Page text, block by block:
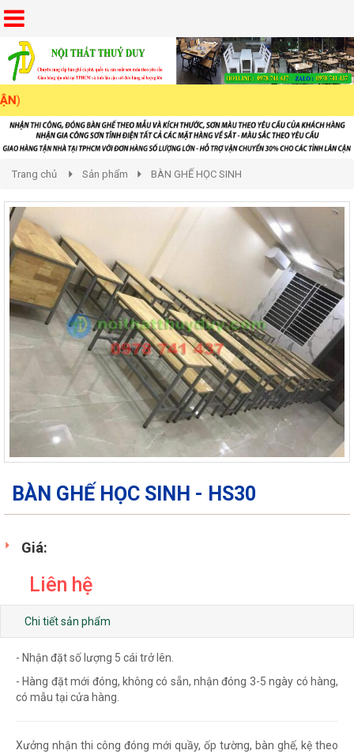
Trang chủ Sản phẩm BÀN GHẾ HỌC SINH
BÀN GHẾ HỌC SINH - HS30
Giá:
Liên hệ
Chi tiết sản phẩm
- Nhận đặt số lượng 5 cái trở lên.
- Hàng đặt mới đóng, không có sẵn, nhận đóng 3-5 ngày có hàng,
có mẫu tại cửa hàng.
Xưởng nhận thi công đóng mới quầy, ốp tường, bàn ghế, kệ theo